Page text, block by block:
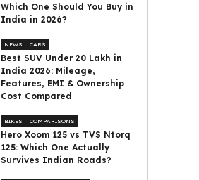
Which One Should You Buy in
India in 2026?
NEWS CARS
Best SUV Under ₹20 Lakh in
India 2026: Mileage,
Features, EMI & Ownership
Cost Compared
BIKES COMPARISONS
Hero Xoom 125 vs TVS Ntorq
125: Which One Actually
Survives Indian Roads?